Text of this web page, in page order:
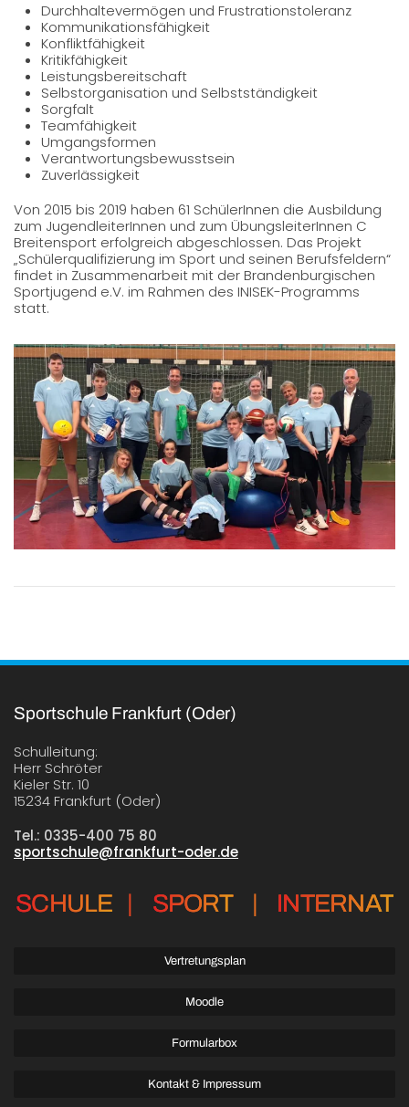
Durchhaltevermögen und Frustrationstoleranz
Kommunikationsfähigkeit
Konfliktfähigkeit
Kritikfähigkeit
Leistungsbereitschaft
Selbstorganisation und Selbstständigkeit
Sorgfalt
Teamfähigkeit
Umgangsformen
Verantwortungsbewusstsein
Zuverlässigkeit
Von 2015 bis 2019 haben 61 SchülerInnen die Ausbildung
zum JugendleiterInnen und zum ÜbungsleiterInnen C
Breitensport erfolgreich abgeschlossen. Das Projekt
„Schülerqualifizierung im Sport und seinen Berufsfeldern“
findet in Zusammenarbeit mit der Brandenburgischen
Sportjugend e.V. im Rahmen des INISEK-Programms
statt.
Sportschule Frankfurt (Oder)
Schulleitung:
Herr Schröter
Kieler Str. 10
15234 Frankfurt (Oder)
Tel.: 0335-400 75 80
sportschule@frankfurt-oder.de
SCHULE | SPORT| INTERNAT
Vertretungsplan
Moodle
Formularbox
Kontakt & Impressum